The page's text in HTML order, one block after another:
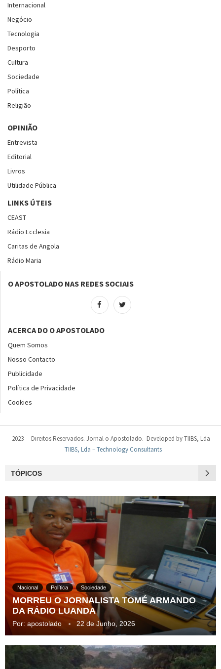
Internacional
Negócio
Tecnologia
Desporto
Cultura
Sociedade
Política
Religião
OPINIÃO
Entrevista
Editorial
Livros
Utilidade Pública
LINKS ÚTEIS
CEAST
Rádio Ecclesia
Caritas de Angola
Rádio Maria
O APOSTOLADO NAS REDES SOCIAIS
ACERCA DO O APOSTOLADO
Quem Somos
Nosso Contacto
Publicidade
Política de Privacidade
Cookies
2023 – Direitos Reservados. Jornal o Apostolado. Developed by TIIBS, Lda –
TIIBS, Lda – Technology Consultants
TÓPICOS
Nacional Política Sociedade
MORREU O JORNALISTA TOMÉ ARMANDO
DA RÁDIO LUANDA
Por: apostolado 22 de Junho, 2026